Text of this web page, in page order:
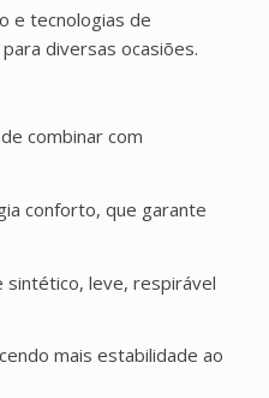
e tecnologias de
diversas ocasiões.
combinar com
conforto, que garante
sintético, leve, respirável
mais estabilidade ao